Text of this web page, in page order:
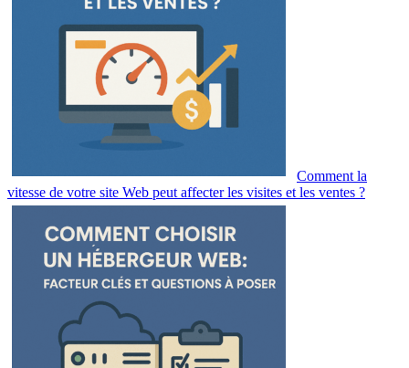
Comment la
vitesse de votre site Web peut affecter les visites et les ventes ?